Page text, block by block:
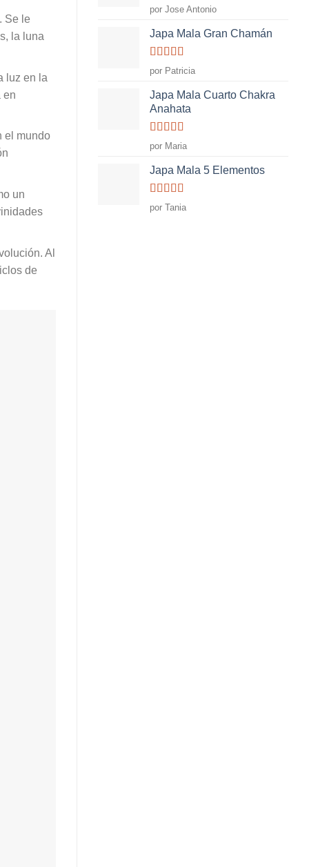
Valorado
con
5
por Jose Antonio
Japa Mala Gran Chamán
Valorado
con
por Patricia
Japa Mala Cuarto Chakra
Anahata
Valorado
con
por Maria
Japa Mala 5 Elementos
Valorado
con
por Tania
Se le
la luna
luz en la
en
el mundo
un
Al
de